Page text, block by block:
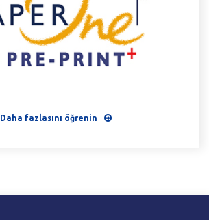
Daha fazlasını öğrenin